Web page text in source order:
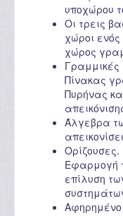
υποχώρου
Οι τρεις
χώροι
χώρος
Γραμμικές
Πίνακας
Πυρήνας
Άλγεβρα
Ορίζουσες.
Εφαρμογή
επίλυση